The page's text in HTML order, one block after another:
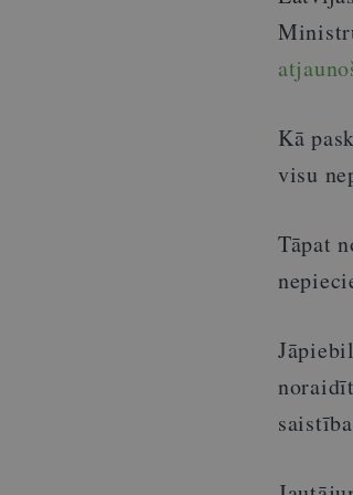
Kā
visu
Tāpat